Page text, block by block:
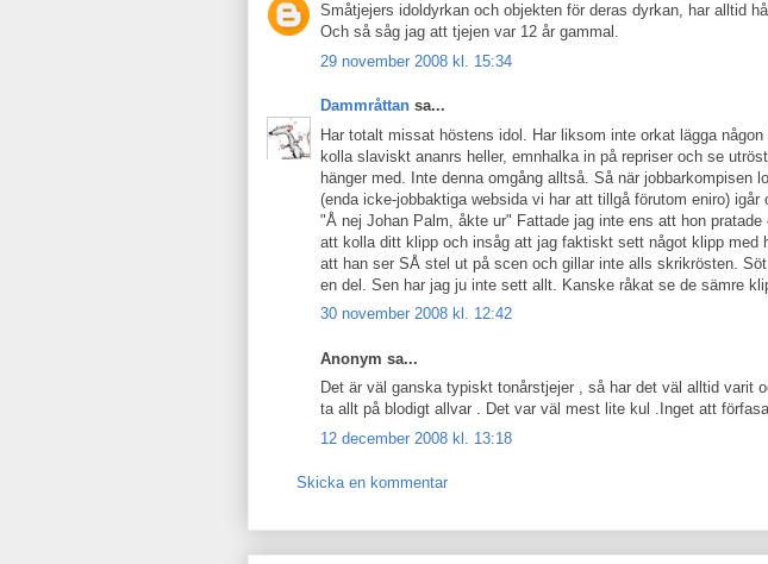
Småtjejers idoldyrkan och objekten för deras dyrkan, har alltid
Och så såg jag att tjejen var 12 år gammal.
29 november 2008 kl. 15:34
Dammråttan sa...
Har totalt missat höstens idol. Har liksom inte orkat lägga
kolla slaviskt ananrs heller, emnhalka in på repriser och se
hänger med. Inte denna omgång alltså. Så när jobbarkompisen
(enda icke-jobbaktiga websida vi har att tillgå förutom eniro)
"Å nej Johan Palm, åkte ur" Fattade jag inte ens att hon pratade
att kolla ditt klipp och insåg att jag faktiskt sett något klipp med
att han ser SÅ stel ut på scen och gillar inte alls skrikrösten.
en del. Sen har jag ju inte sett allt. Kanske råkat se de sämre
30 november 2008 kl. 12:42
Anonym sa...
Det är väl ganska typiskt tonårstjejer , så har det väl alltid varit
ta allt på blodigt allvar . Det var väl mest lite kul .Inget att
12 december 2008 kl. 13:18
Skicka en kommentar